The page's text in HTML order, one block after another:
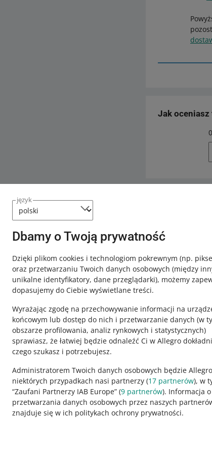
język
Dbamy o Twoją prywatność
Dzięki plikom cookies i technologiom pokrewnym (np.
oraz przetwarzaniu Twoich danych osobowych (między
unikalne identyfikatory, dane przeglądarki), możemy
dopasujemy do Ciebie wyświetlane treści.
Wyrażając zgodę na przechowywanie informacji na
końcowym lub dostęp do nich i przetwarzanie danych (w
obszarze profilowania, analiz rynkowych i statystycznych)
sprawiasz, że łatwiej będzie odnaleźć Ci w Allegro
czego szukasz i potrzebujesz.
Administratorem Twoich danych osobowych będzie
niektórych przypadkach nasi partnerzy (17 partnerów), w
“Zaufani Partnerzy IAB Europe” (9 partnerów). Informacja
przetwarzania danych osobowych przez naszych
znajduje się w ich politykach ochrony prywatności.
Jak
motyw jasny